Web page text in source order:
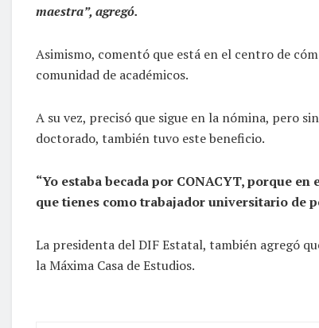
maestra”, agregó.
Asimismo, comentó que está en el centro de
comunidad de académicos.
A su vez, precisó que sigue en la nómina, pero
doctorado, también tuvo este beneficio.
“Yo estaba becada por CONACYT, porque
que tienes como trabajador universitario de
La presidenta del DIF Estatal, también agregó
la Máxima Casa de Estudios.